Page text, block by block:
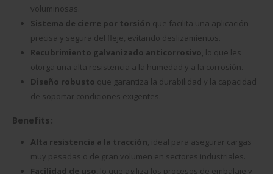
voluminosas.
Sistema de cierre por torsión que facilita una aplicación
precisa y segura del fleje, evitando deslizamientos.
Recubrimiento galvanizado anticorrosivo, lo que les
otorga una alta resistencia a la humedad y a la corrosión.
Diseño robusto que garantiza la durabilidad y la capacidad
de soportar condiciones exigentes.
Benefits:
Alta resistencia a la tracción, ideal para asegurar cargas
muy pesadas o de gran volumen en sectores industriales.
Facilidad de uso, lo que agiliza los procesos de embalaje y